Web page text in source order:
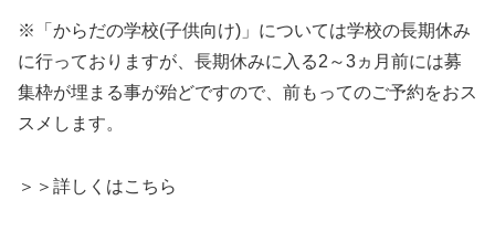
※「からだの学校(子供向け)」については学校の長期休み
に行っておりますが、長期休みに入る2～3ヵ月前には募
集枠が埋まる事が殆どですので、前もってのご予約をおス
スメします。
＞＞詳しくはこちら